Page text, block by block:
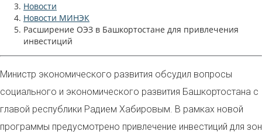
Новости
Новости МИНЭК
Расширение ОЭЗ в Башкортостане для привлечения
инвестиций
Министр экономического развития обсудил вопросы
социального и экономического развития Башкортостана с
главой республики Радием Хабировым. В рамках новой
программы предусмотрено привлечение инвестиций для зон